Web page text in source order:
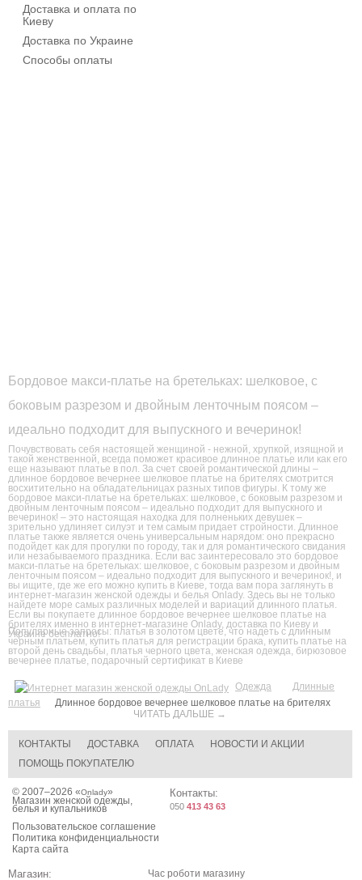
Бордовое макси-платье на бретельках: шелковое, с
боковым разрезом и двойным ленточным поясом –
идеально подходит для выпускного и вечеринок!
Почувствовать себя настоящей женщиной - нежной, хрупкой, изящной и
такой женственной, всегда поможет красивое длинное платье или как его
еще называют платье в пол. За счет своей романтической длины –
длинное бордовое вечернее шелковое платье на брителях смотрится
восхитительно на обладательницах разных типов фигуры. К тому же
бордовое макси-платье на бретельках: шелковое, с боковым разрезом и
двойным ленточным поясом – идеально подходит для выпускного и
вечеринок! – это настоящая находка для полненьких девушек –
зрительно удлиняет силуэт и тем самым придает стройности. Длинное
платье также является очень универсальным нарядом: оно прекрасно
подойдет как для прогулки по городу, так и для романтического свидания
или незабываемого праздника. Если вас заинтересовало это бордовое
макси-платье на бретельках: шелковое, с боковым разрезом и двойным
ленточным поясом – идеально подходит для выпускного и вечеринок!, и
вы ищите, где же его можно купить в Киеве, тогда вам пора заглянуть в
интернет-магазин женской одежды и белья Onlady. Здесь вы не только
найдете море самых различных моделей и вариаций длинного платья.
Если вы покупаете длинное бордовое вечернее шелковое платье на
брителях именно в интернет-магазине Onlady, доставка по Киеву и
Украине бесплатно!
ЧИТАТЬ ДАЛЬШЕ →
Доставка и оплата по
Киеву
Доставка по Украине
Способы оплаты
Популярные запросы: платья в золотом цвете ,что надеть с длинным
черным платьем , купить платья для регистрации брака купить платье на
второй день свадьбы платья черного цвета женская одежда бирюзовое
вечернее платье подарочный сертификат в Киеве
Одежда
Длинные
платья
Длинное бордовое вечернее шелковое платье на брителях
КОНТАКТЫ ДОСТАВКА ОПЛАТА
НОВОСТИ И АКЦИИ
ПОМОЩЬ ПОКУПАТЕЛЮ
© 2007–2026 «Onlady»
Магазин женской одежды,
белья и купальников
Пользовательское соглашение
Политика конфиденциальности
Карта сайта
Контакты:
050 413 43 63
Магазин:
Час роботи магазину